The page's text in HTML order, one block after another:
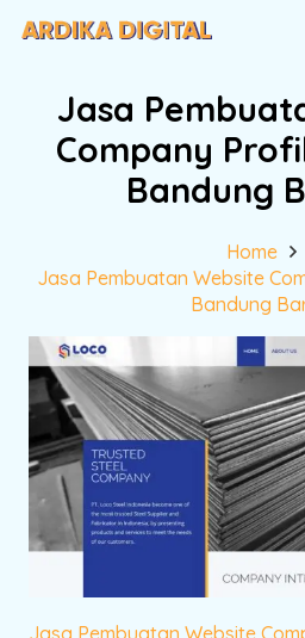
Jasa
Company
Bandung
Home
Jasa Pembuatan Website
Bandung